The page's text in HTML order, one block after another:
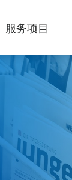
服务项目